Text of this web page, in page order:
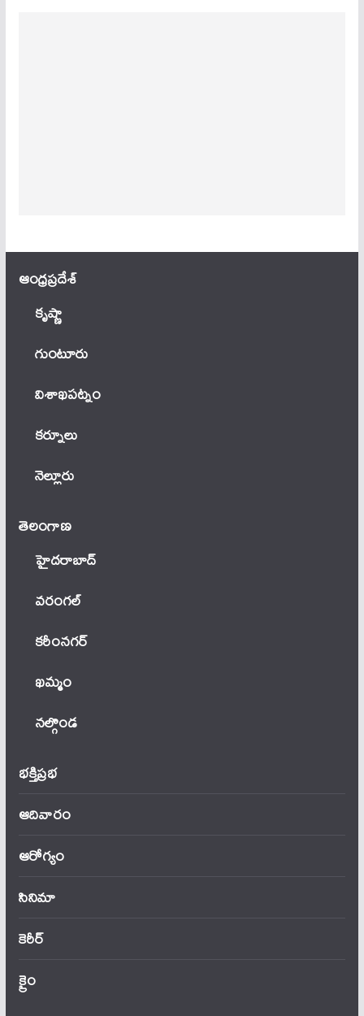
ఆంధ్ర‌ప్ర‌దేశ్
కృష్ణా
గుంటూరు
విశాఖపట్నం
కర్నూలు
నెల్లూరు
తెలంగాణ‌
హైదరాబాద్
వ‌రంగ‌ల్
కరీంనగర్
ఖ‌మ్మం
నల్గొండ
భక్తిప్రభ
ఆదివారం
ఆరోగ్యం
సినిమా
కెరీర్
క్రైం